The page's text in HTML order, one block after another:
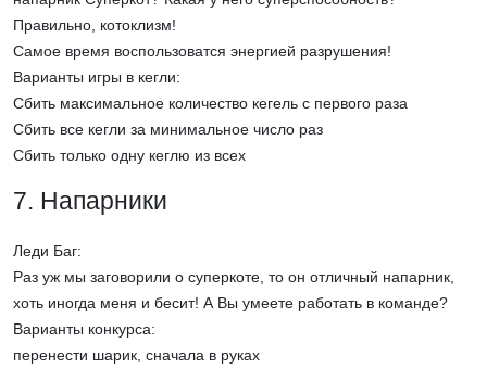
Правильно, котоклизм!
Самое время воспользоватся энергией разрушения!
Варианты игры в кегли:
Сбить максимальное количество кегель с первого раза
Сбить все кегли за минимальное число раз
Сбить только одну кеглю из всех
7. Напарники
Леди Баг:
Раз уж мы заговорили о суперкоте, то он отличный напарник,
хоть иногда меня и бесит! А Вы умеете работать в команде?
Варианты конкурса:
перенести шарик, сначала в руках